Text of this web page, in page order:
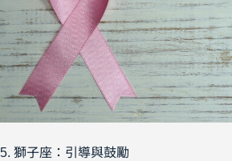
5. 獅子座：引導與鼓勵